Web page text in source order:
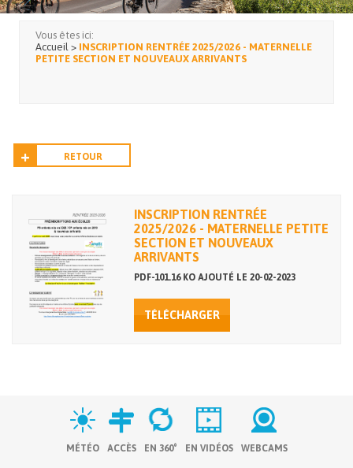
Vous êtes ici:
Accueil > INSCRIPTION RENTRÉE 2025/2026 - MATERNELLE
PETITE SECTION ET NOUVEAUX ARRIVANTS
RETOUR
INSCRIPTION RENTRÉE
2025/2026 - MATERNELLE PETITE
SECTION ET NOUVEAUX
ARRIVANTS
PDF-101.16 KO AJOUTÉ LE 20-02-2023
TÉLÉCHARGER
MÉTÉO ACCÈS EN 360° EN VIDÉOS WEBCAMS